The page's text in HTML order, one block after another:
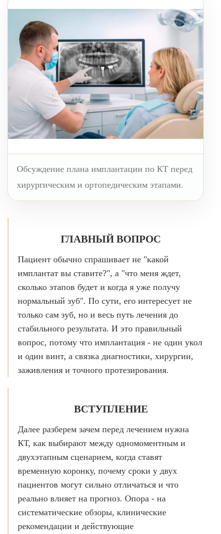
Отбеливание зубов
Эстетическая стоматология
ВИНИРЫ
ПРОТЕЗИРОВАНИЕ
Протезирование на имплантах
Функциональная диагностика
Безметалловая керамика
Вкладки
Бюгельные протезы
Мостовидные протезы
О КЛИНИКЕ
ОТЗЫВЫ
СТАТЬИ
ВАКАНСИИ
ФОТОГАЛЕРЕЯ
ОФИЦИАЛЬНАЯ ИНФОРМАЦИЯ
ОБОРУДОВАНИЕ
Обсуждение плана имплантации по КТ перед
хирургическим и ортопедическим этапами.
ГЛАВНЫЙ ВОПРОС
Пациент обычно спрашивает не "какой
имплантат вы ставите?", а "что меня ждет,
сколько этапов будет и когда я уже получу
нормальный зуб". По сути, его интересует не
только сам зуб, но и весь путь лечения до
стабильного результата. И это правильный
вопрос, потому что имплантация - не один укол
и один винт, а связка диагностики, хирургии,
заживления и точного протезирования.
ВСТУПЛЕНИЕ
Далее разберем зачем перед лечением нужна
КТ, как выбирают между одномоментным и
двухэтапным сценарием, когда ставят
временную коронку, почему сроки у двух
пациентов могут сильно отличаться и что
реально влияет на прогноз. Опора - на
систематические обзоры, клинические
рекомендации и действующие